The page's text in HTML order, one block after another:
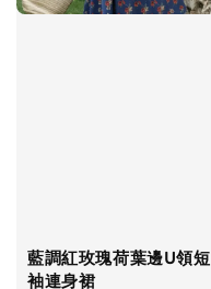
藍調紅玫瑰荷葉邊U領短
袖連身裙